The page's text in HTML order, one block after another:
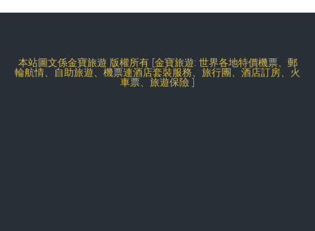
本站圖文係金寶旅遊 版權所有 [金寶旅遊: 世界各地特價機票、郵
輪航情、自助旅遊、機票連酒店套裝服務、旅行團、酒店訂房、火
車票、旅遊保險 ]